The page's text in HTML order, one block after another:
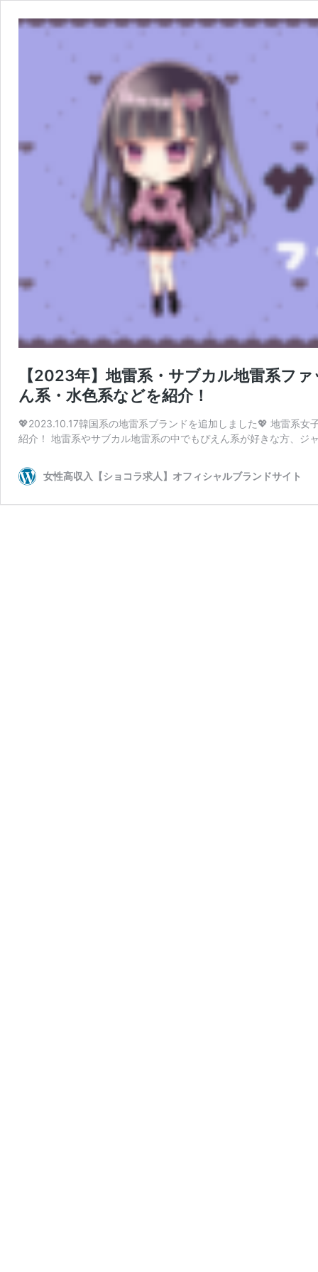
【2023年】地雷系・サブカル地雷系フ
ん系・水色系などを紹介！
💖2023.10.17韓国系の地雷系ブランドを追加しました💖 地雷系
紹介！ 地雷系やサブカル地雷系の中でもぴえん系が好きな方、ジ
女性高収入【ショコラ求人】オフィシャルブランドサイト